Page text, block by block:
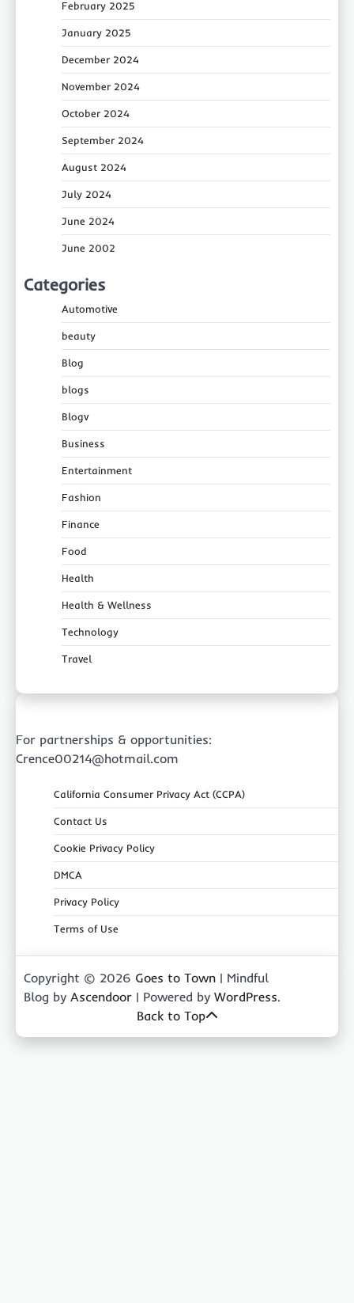
February 2025
January 2025
December 2024
November 2024
October 2024
September 2024
August 2024
July 2024
June 2024
June 2002
Categories
Automotive
beauty
Blog
blogs
Blogv
Business
Entertainment
Fashion
Finance
Food
Health
Health & Wellness
Technology
Travel
For partnerships & opportunities:
Crence00214@hotmail.com
California Consumer Privacy Act (CCPA)
Contact Us
Cookie Privacy Policy
DMCA
Privacy Policy
Terms of Use
Copyright © 2026 Goes to Town | Mindful
Blog by Ascendoor | Powered by WordPress.
Back to Top